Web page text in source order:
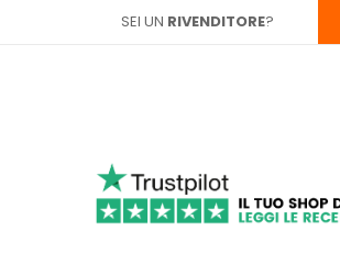
SEI UN RIVENDITORE?